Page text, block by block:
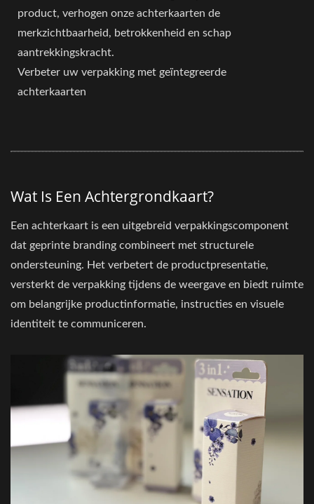
product, verhogen onze achterkaarten de
merkzichtbaarheid, betrokkenheid en schap
aantrekkingskracht.
Verbeter uw verpakking met geïntegreerde
achterkaarten
Wat Is Een Achtergrondkaart?
Een achterkaart is een uitgebreid verpakkingscomponent
dat geprinte branding combineert met structurele
ondersteuning. Het verbetert de productpresentatie,
versterkt de verpakking tijdens de weergave en biedt ruimte
om belangrijke productinformatie, instructies en visuele
identiteit te communiceren.